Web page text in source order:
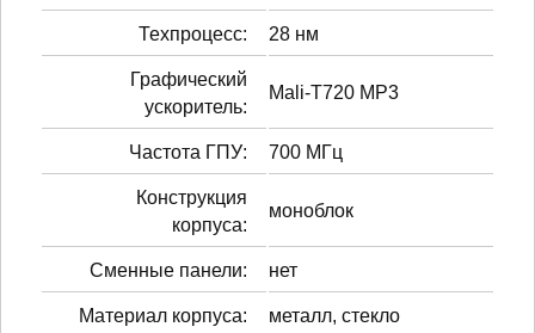
Техпроцесс: 28 нм
Графический
ускоритель:
Mali-T720 MP3
Частота ГПУ: 700 МГц
Конструкция
корпуса:
моноблок
Сменные панели: нет
Материал корпуса: металл, стекло